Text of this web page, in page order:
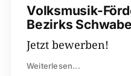
Volksmusik-
Bezirks
Jetzt bewerben!
Weiterlesen...